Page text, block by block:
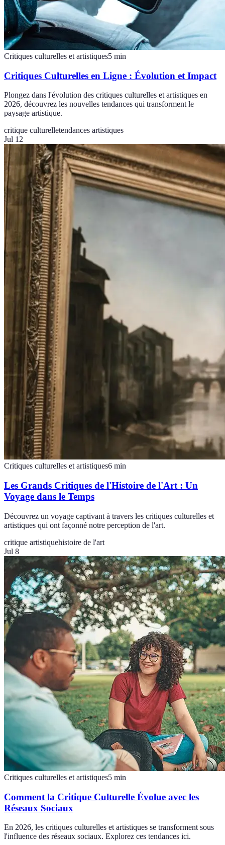
Critiques culturelles et artistiques5 min
Critiques Culturelles en Ligne : Évolution et Impact
Plongez dans l'évolution des critiques culturelles et artistiques en
2026, découvrez les nouvelles tendances qui transforment le
paysage artistique.
critique culturelletendances artistiques
Jul 12
Critiques culturelles et artistiques6 min
Les Grands Critiques de l'Histoire de l'Art : Un
Voyage dans le Temps
Découvrez un voyage captivant à travers les critiques culturelles et
artistiques qui ont façonné notre perception de l'art.
critique artistiquehistoire de l'art
Jul 8
Critiques culturelles et artistiques5 min
Comment la Critique Culturelle Évolue avec les
Réseaux Sociaux
En 2026, les critiques culturelles et artistiques se transforment sous
l'influence des réseaux sociaux. Explorez ces tendances ici.